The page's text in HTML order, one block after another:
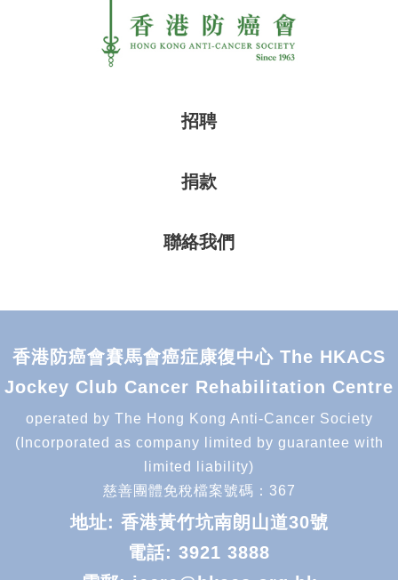
招聘
捐款
聯絡我們
香港防癌會賽馬會癌症康復中心 The HKACS
Jockey Club Cancer Rehabilitation Centre
operated by The Hong Kong Anti-Cancer Society
(Incorporated as company limited by guarantee with
limited liability)
慈善團體免稅檔案號碼：367
地址: 香港黃竹坑南朗山道30號
電話: 3921 3888